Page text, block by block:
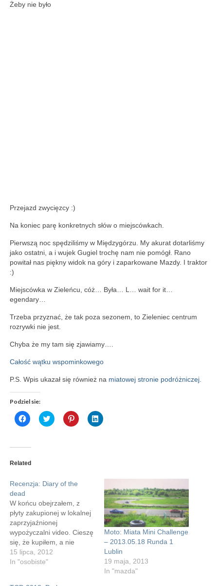
Żeby nie było
Przejazd zwycięzcy :)
Na koniec parę konkretnych słów o miejscówkach.
Pierwszą noc spędziliśmy w Międzygórzu. My akurat dotarliśmy
jako ostatni, a i wujek Gugiel trochę nam nie pomógł. Rano
powitał nas piękny widok na góry i zaparkowane Mazdy. I traktor
:)
Miejscówka w Zieleńcu, cóż… Była… L… wait for it…
egendary…
Trzeba przyznać, że tak poza sezonem, to Zieleniec centrum
rozrywki nie jest.
Chyba że my tam się zjawiamy….
Całość wątku wspominkowego
P.S. Wpis ukazał się również na miatowej stronie podróżniczej.
Podziel sie:
Click
to
(Opens
new
window)
Click
to
Click
to
Click
to
Related
Recenzja: Diary of the
dead
W końcu obejrzałem, z
płyty zakupionej w lokalnej
zaprzyjaźnionej
wypożyczalni video. Cieszę
się, że kupiłem, a nie
wypożyczyłem, bo taniej
wyszło. Filmidło, jak na
15 lipca, 2012
In "osobiste"
Moto: Miata Mini Challenge
– 2013.05.18 Runda 1
Lublin
19 maja, 2013
In "mazda"